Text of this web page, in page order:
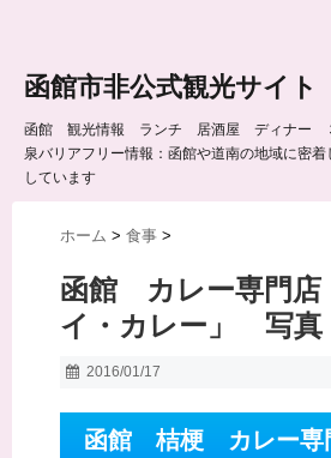
函館市非公式観光サイト
函館 観光情報 ランチ 居酒屋 ディナー
泉バリアフリー情報：函館や道南の地域に密
しています
ホーム > 食事 >
函館 カレー専門
イ・カレー」 写真
2016/01/17
函館 桔梗 カレー